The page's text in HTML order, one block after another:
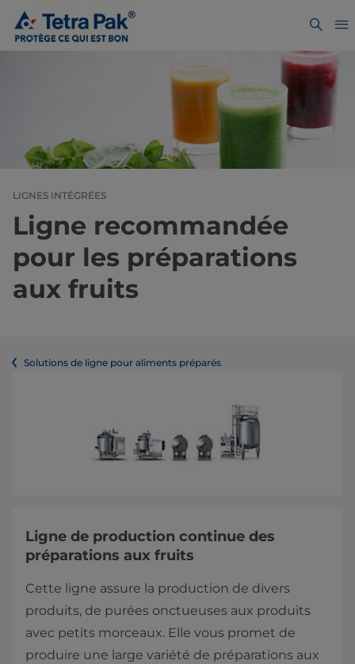
LIGNES INTÉGRÉES
Ligne recommandée
pour les préparations
aux fruits
Solutions de ligne pour aliments préparés
Ligne de production continue des
préparations aux fruits
Cette ligne assure la production de divers
produits, de purées onctueuses aux produits
avec petits morceaux. Elle vous promet de
produire une large variété de préparations aux